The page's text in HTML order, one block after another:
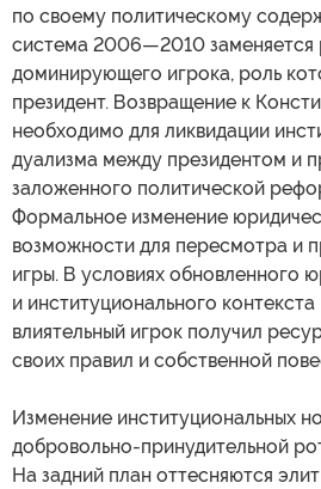
по своему политическому
система 2006—2010
доминирующего игрока, роль
президент. Возвращение к
необходимо для ликвидации
дуализма между президентом и
заложенного политической
Формальное изменение
возможности для пересмотра и
игры. В условиях обновленного
и институционального
влиятельный игрок получил
своих правил и собственной
Изменение институциональных
добровольно-принудительной
На задний план оттесняются